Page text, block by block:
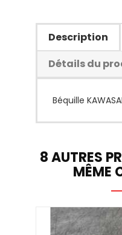
Description
Détails du
Béquille
8 AUTRES
MÊME